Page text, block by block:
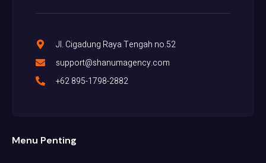
Jl. Cigadung Raya Tengah no.52
support@shanumagency.com
+62 895-1798-2882
Menu Penting